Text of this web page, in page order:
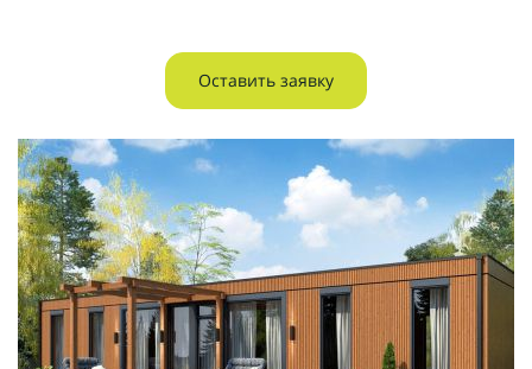
Оставить заявку